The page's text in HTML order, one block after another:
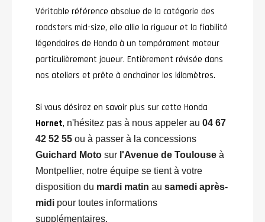
Véritable référence absolue de la catégorie des
roadsters mid-size, elle allie la rigueur et la fiabilité
légendaires de Honda à un tempérament moteur
particulièrement joueur. Entièrement révisée dans
nos ateliers et prête à enchaîner les kilomètres.
Si vous désirez en savoir plus sur cette Honda
Hornet, n'hésitez pas à nous appeler au 04 67
42 52 55 ou à passer à la concessions
Guichard Moto sur l'Avenue de Toulouse à
Montpellier, notre équipe se tient à votre
disposition du mardi matin au samedi après-
midi pour toutes informations
supplémentaires.